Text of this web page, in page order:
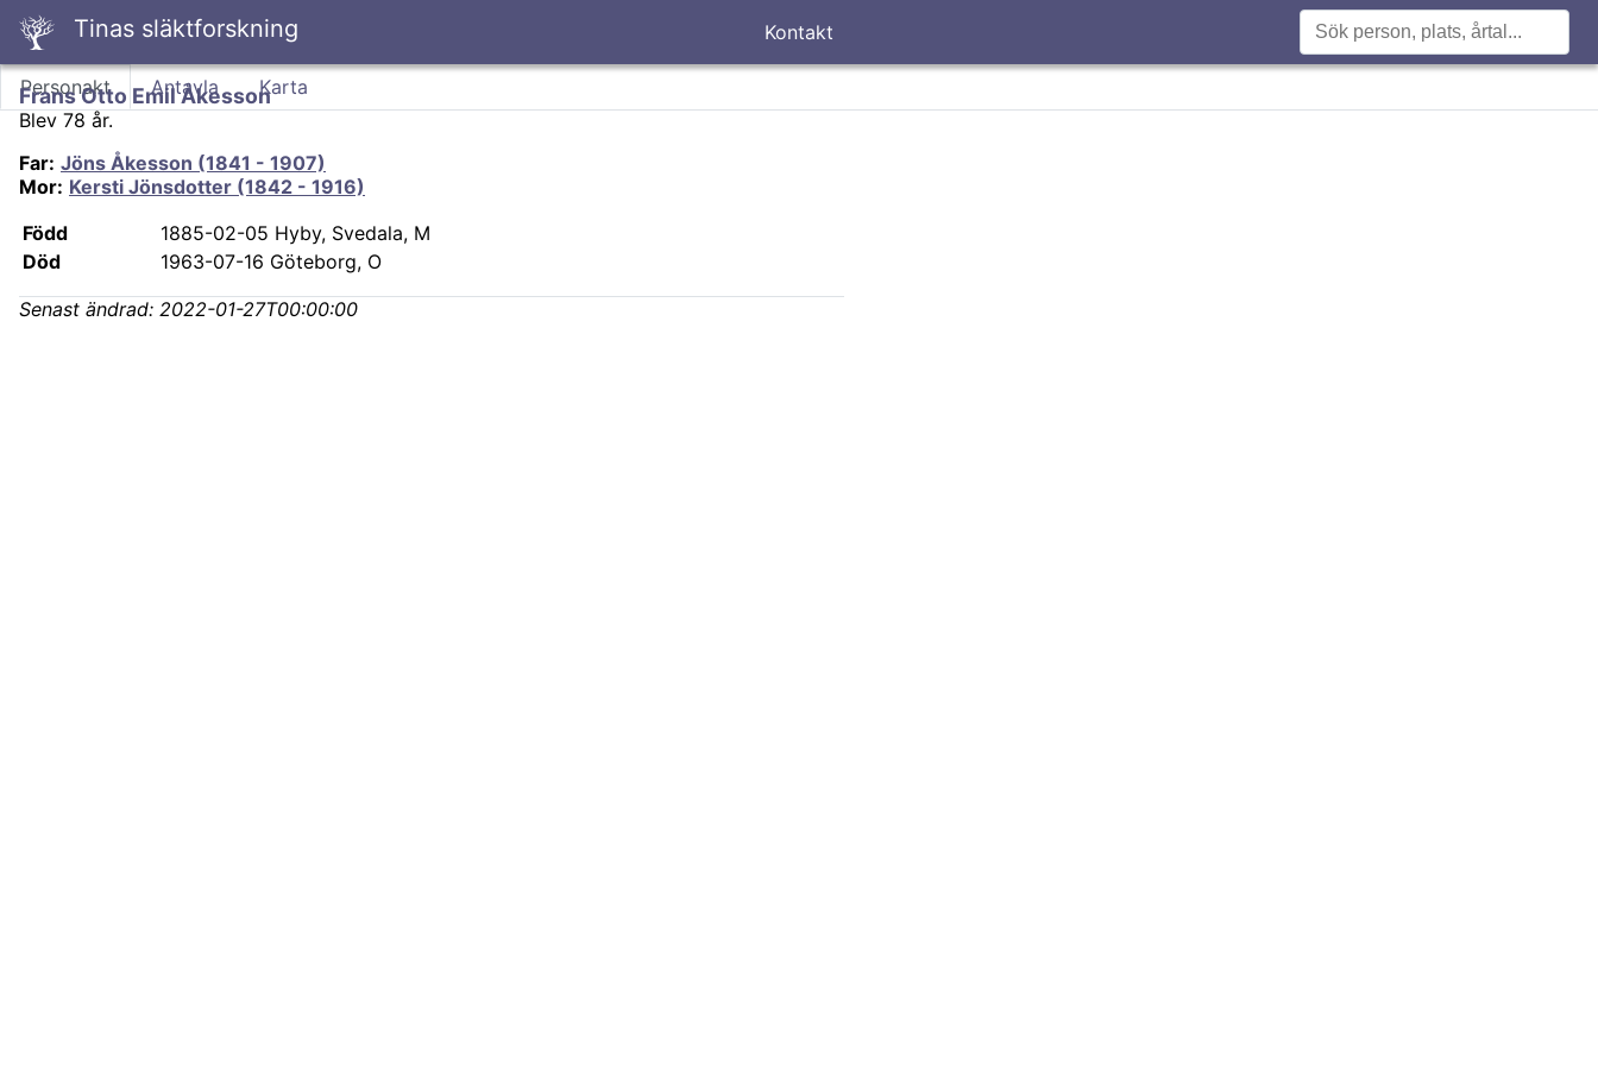
Tinas släktforskning Kontakt
Personakt Antavla Karta
Frans Otto Emil Åkesson
Blev 78 år.
Far: Jöns Åkesson (1841 - 1907)
Mor: Kersti Jönsdotter (1842 - 1916)
Född
1885-02-05 Hyby, Svedala, M
Död
1963-07-16 Göteborg, O
Senast ändrad: 2022-01-27T00:00:00